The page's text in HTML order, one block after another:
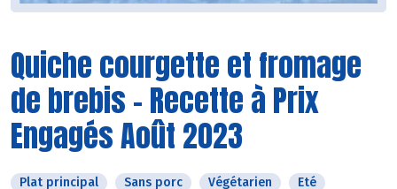
Quiche courgette et fromage
de brebis - Recette à Prix
Engagés Août 2023
Plat principal Sans porc Végétarien Eté